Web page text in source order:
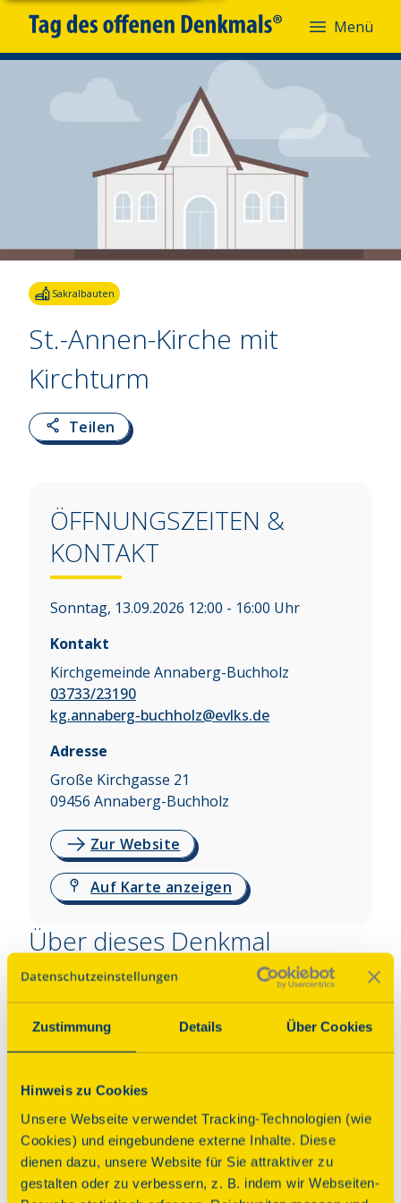
Zustimmung Details Über Cookies
Hinweis zu Cookies
Unsere Webseite verwendet Tracking-Technologien (wie
Cookies) und eingebundene externe Inhalte. Diese
dienen dazu, unsere Website für Sie attraktiver zu
gestalten oder zu verbessern, z. B. indem wir Webseiten-
Menü
Sakralbauten
St.-Annen-Kirche mit
Kirchturm
Teilen
ÖFFNUNGSZEITEN &
KONTAKT
Sonntag, 13.09.2026 12:00 - 16:00 Uhr
Kontakt
Kirchgemeinde Annaberg-Buchholz
03733/23190
kg.annaberg-buchholz@evlks.de
Adresse
Große Kirchgasse 21
09456 Annaberg-Buchholz
Zur Website
Auf Karte anzeigen
Über dieses Denkmal
eine Hallenkirche an der Schwelle zwischen
Spätgotik und Renaissance. Mit 65 m Länge und 40
Hallenkirche Sachsens. Zur Ausstattung gehören
der Südseite befindet sich der im Grundriss
quadratische Kirchturm mit mehreren Meter
dicken Mauern, an dessen Bau Konrad Pflüger
nachweislich 1502 beteiligt war. Seit fast 500